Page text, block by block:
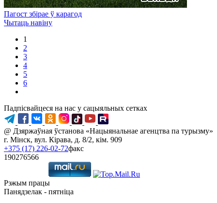
Пагост збірае ў карагод
Чытаць навiну
1
2
3
4
5
6
Падпісвайцеся на нас у сацыяльных сетках
@ Дзяржаўная ўстанова «Нацыянальнае агенцтва па турызму»
г. Мінск, вул. Кірава, д. 8/2, кім. 909
+375 (17) 226-02-72факс
190276566
Рэжым працы
Панядзелак - пятніца